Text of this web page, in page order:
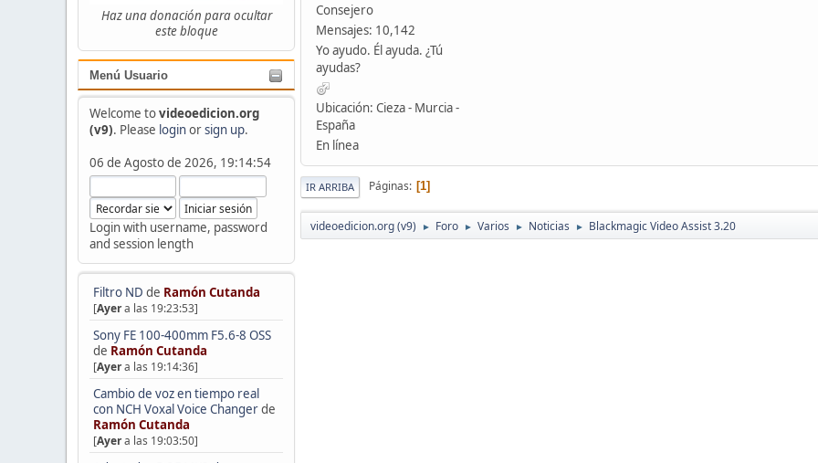
Haz una donación para ocultar
este bloque
Menú Usuario
Welcome tovideoedicion.org
(v9). Please loginorsign up.
06 de Agosto de 2026, 19:14:54
Login with username, password
and session length
Filtro ND de Ramón Cutanda
[Ayera las 19:23:53]
Sony FE 100-400mm F5.6-8 OSS
de Ramón Cutanda
[Ayera las 19:14:36]
Cambio de voz en tiempo real
con NCH Voxal Voice Changerde
Ramón Cutanda
[Ayera las 19:03:50]
Consejero
Mensajes: 10,142
Yo ayudo. Él ayuda. ¿Tú
ayudas?
Ubicación: Cieza - Murcia -
España
En línea
IR ARRIBA Páginas 1
videoedicion.org (v9) ► Foro ► Varios ► Noticias ► Blackmagic Video Assist 3.20